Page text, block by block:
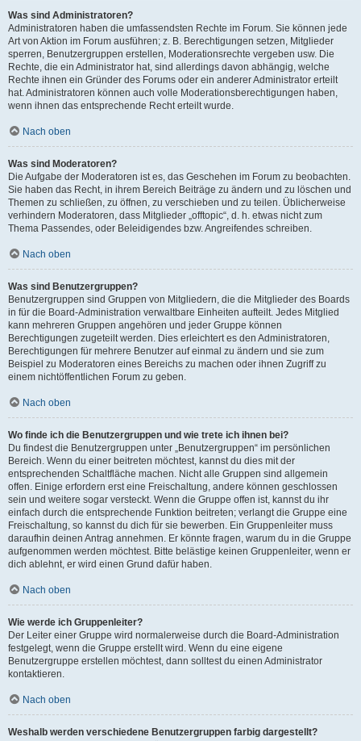
Was sind Administratoren?
Administratoren haben die umfassendsten Rechte im Forum. Sie können jede
Art von Aktion im Forum ausführen; z. B. Berechtigungen setzen, Mitglieder
sperren, Benutzergruppen erstellen, Moderationsrechte vergeben usw. Die
Rechte, die ein Administrator hat, sind allerdings davon abhängig, welche
Rechte ihnen ein Gründer des Forums oder ein anderer Administrator erteilt
hat. Administratoren können auch volle Moderationsberechtigungen haben,
wenn ihnen das entsprechende Recht erteilt wurde.
Nach oben
Was sind Moderatoren?
Die Aufgabe der Moderatoren ist es, das Geschehen im Forum zu beobachten.
Sie haben das Recht, in ihrem Bereich Beiträge zu ändern und zu löschen und
Themen zu schließen, zu öffnen, zu verschieben und zu teilen. Üblicherweise
verhindern Moderatoren, dass Mitglieder „offtopic“, d. h. etwas nicht zum
Thema Passendes, oder Beleidigendes bzw. Angreifendes schreiben.
Nach oben
Was sind Benutzergruppen?
Benutzergruppen sind Gruppen von Mitgliedern, die die Mitglieder des Boards
in für die Board-Administration verwaltbare Einheiten aufteilt. Jedes Mitglied
kann mehreren Gruppen angehören und jeder Gruppe können
Berechtigungen zugeteilt werden. Dies erleichtert es den Administratoren,
Berechtigungen für mehrere Benutzer auf einmal zu ändern und sie zum
Beispiel zu Moderatoren eines Bereichs zu machen oder ihnen Zugriff zu
einem nichtöffentlichen Forum zu geben.
Nach oben
Wo finde ich die Benutzergruppen und wie trete ich ihnen bei?
Du findest die Benutzergruppen unter „Benutzergruppen“ im persönlichen
Bereich. Wenn du einer beitreten möchtest, kannst du dies mit der
entsprechenden Schaltfläche machen. Nicht alle Gruppen sind allgemein
offen. Einige erfordern erst eine Freischaltung, andere können geschlossen
sein und weitere sogar versteckt. Wenn die Gruppe offen ist, kannst du ihr
einfach durch die entsprechende Funktion beitreten; verlangt die Gruppe eine
Freischaltung, so kannst du dich für sie bewerben. Ein Gruppenleiter muss
daraufhin deinen Antrag annehmen. Er könnte fragen, warum du in die Gruppe
aufgenommen werden möchtest. Bitte belästige keinen Gruppenleiter, wenn er
dich ablehnt, er wird einen Grund dafür haben.
Nach oben
Wie werde ich Gruppenleiter?
Der Leiter einer Gruppe wird normalerweise durch die Board-Administration
festgelegt, wenn die Gruppe erstellt wird. Wenn du eine eigene
Benutzergruppe erstellen möchtest, dann solltest du einen Administrator
kontaktieren.
Nach oben
Weshalb werden verschiedene Benutzergruppen farbig dargestellt?